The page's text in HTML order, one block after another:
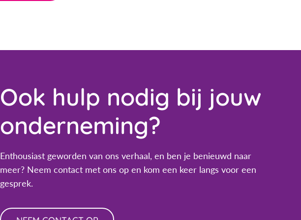
Ook hulp nodig bij jouw
onderneming?
Enthousiast geworden van ons verhaal, en ben je benieuwd naar
meer? Neem contact met ons op en kom een keer langs voor een
gesprek.